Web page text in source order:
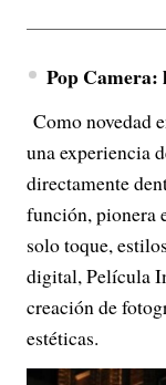
Pop Camera:
Como novedad
una experiencia
directamente
función, pionera
solo toque,
digital, Película
creación de
estéticas.